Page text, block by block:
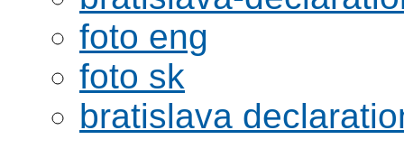
foto eng
foto sk
bratislava